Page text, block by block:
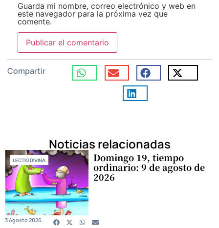
Guarda mi nombre, correo electrónico y web en
este navegador para la próxima vez que
comente.
Compartir
Noticias relacionadas
LECTIO DIVINA Domingo 19, tiempo
ordinario: 9 de agosto de
2026
3 Agosto 2026